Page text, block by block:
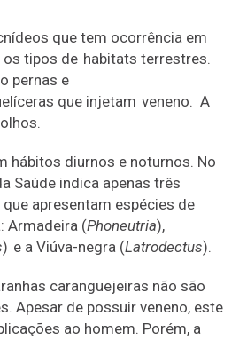
que tem ocorrência em
tipos de habitats terrestres.
pernas e
que injetam veneno. A
hábitos diurnos e noturnos. No
Saúde indica apenas três
apresentam espécies de
Armadeira (Phoneutria),
) e a Viúva-negra (Latrodectus).
caranguejeiras não são
Apesar de possuir veneno, este
ao homem. Porém, a